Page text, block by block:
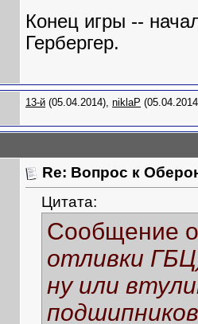
Конец игры --
Гербергер.
13-й (05.04.2014), niklaP
Re: Вопрос к
Цитата:
Сообщение
отливки
ну или